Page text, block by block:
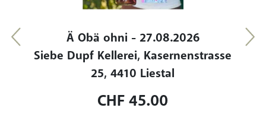
Ä Obä ohni - 27.08.2026
Siebe Dupf Kellerei, Kasernenstrasse
25, 4410 Liestal
CHF 45.00